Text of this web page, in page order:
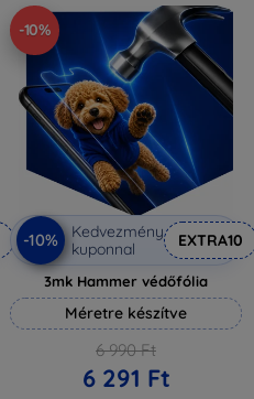
-10%
-10%
Kedvezmény
kuponnal
EXTRA10
3mk Hammer védőfólia
Méretre készítve
6 990 Ft
6 291 Ft